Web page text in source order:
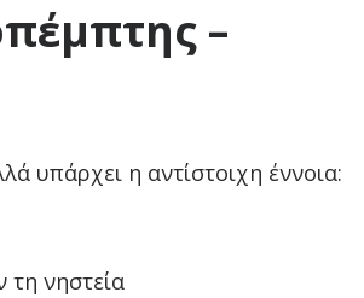
–
υπάρχει η αντίστοιχη έννοια:
τη νηστεία